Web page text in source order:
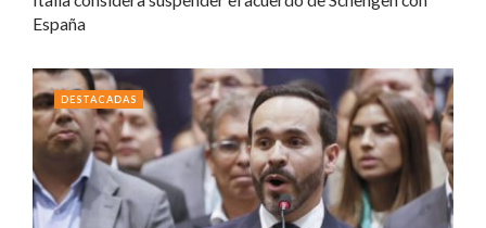
España
DESTACADAS